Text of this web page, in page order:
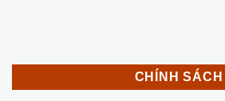
CHÍNH SÁCH